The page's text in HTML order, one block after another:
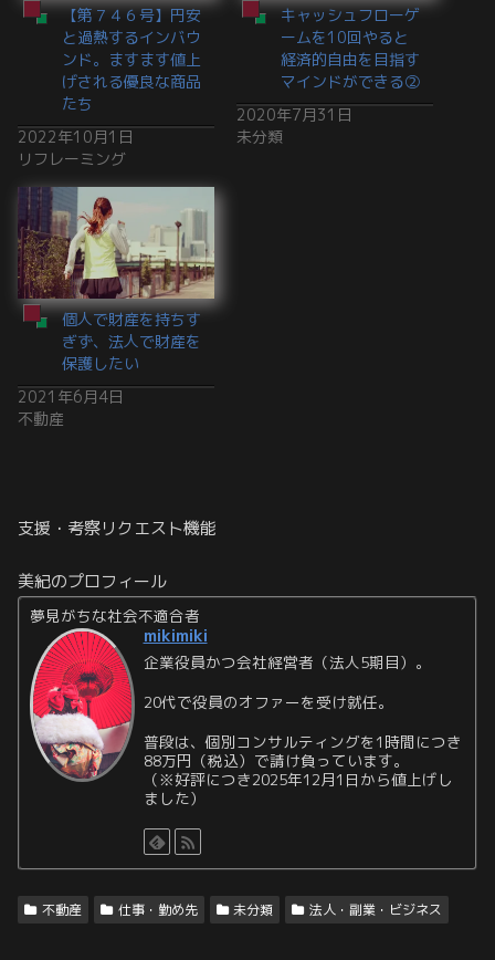
【第７４６号】円安
と過熱するインバウ
ンド。ますます値上
げされる優良な商品
たち
2022年10月1日
リフレーミング
キャッシュフローゲ
ームを10回やると
経済的自由を目指す
マインドができる②
2020年7月31日
未分類
個人で財産を持ちす
ぎず、法人で財産を
保護したい
2021年6月4日
不動産
支援・考察リクエスト機能
美紀のプロフィール
夢見がちな社会不適合者
mikimiki
企業役員かつ会社経営者（法人5期目）。
20代で役員のオファーを受け就任。
普段は、個別コンサルティングを1時間につき
88万円（税込）で請け負っています。
（※好評につき2025年12月1日から値上げし
ました）
不動産 仕事・勤め先 未分類 法人・副業・ビジネス